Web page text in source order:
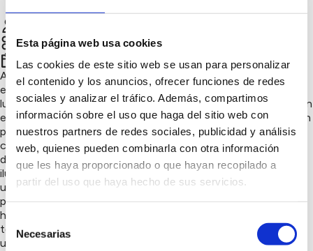
Esta página web usa cookies
Las cookies de este sitio web se usan para personalizar
el contenido y los anuncios, ofrecer funciones de redes
sociales y analizar el tráfico. Además, compartimos
información sobre el uso que haga del sitio web con
nuestros partners de redes sociales, publicidad y análisis
web, quienes pueden combinarla con otra información
que les haya proporcionado o que hayan recopilado a
partir del uso que haya hecho de sus servicios.
Selección
Necesarias
Naturaleza y biodiversidad, Innovación sostenible
4º trimestre 2024
A través del proyecto "Star4all" se lleva a cabo un análisis y
evaluación del cielo, midiendo mediante un fotómetro la
luminosidad del brillo del fondo de cielo existente y la variacion
en magnitudes del brillo de este. En la Asociación Orión, están
preocupados por cómo ha ido variando esta contaminación
con el paso del tiempo, dado que está aumentando a causa
de la dispersión y reflexión de la luz procedente de la
iluminación artificial. Como consecuencias, tenemos, no solo
un despilfarro económinco en gasto para la aluminación
pública, sino que puede afectar a los ciclos circadianos de los
humanos, y en los ciclos biológicos de los seres vivos, sobre
todo de las aves. Además, están colaborando con
universidades para darle voz a este problema medioambiental.